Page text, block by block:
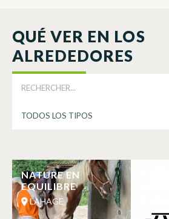
QUÉ VER EN LOS
ALREDEDORES
NATURE EN
EQUILIBRE
LAHAGE